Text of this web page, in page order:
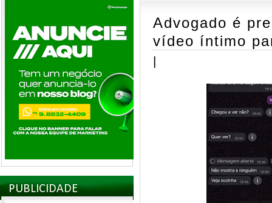
PUBLICIDADE
Advogado é
vídeo íntimo
|